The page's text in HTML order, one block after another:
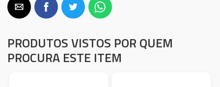
PRODUTOS VISTOS POR QUEM
PROCURA ESTE ITEM